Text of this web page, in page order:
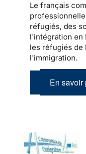
Le français
réfugiés, des
l'intégration en
les réfugiés de
l'immigration.
En savoir